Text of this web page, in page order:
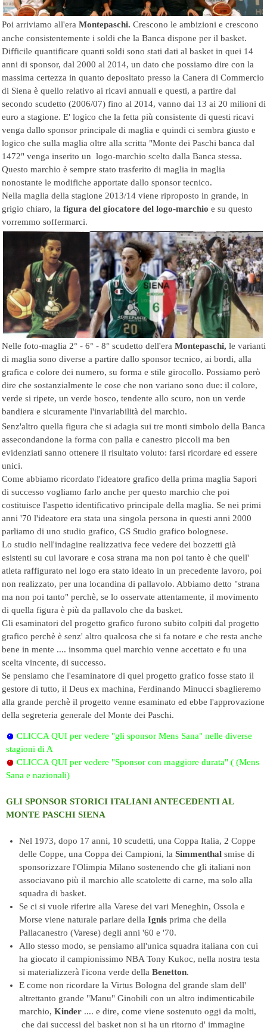
Poi arriviamo all'era Montepaschi. Crescono le ambizioni e crescono
anche consistentemente i soldi che la Banca dispone per il basket.
Difficile quantificare quanti soldi sono stati dati al basket in quei 14
anni di sponsor, dal 2000 al 2014, un dato che possiamo dire con la
massima certezza in quanto depositato presso la Canera di Commercio
di Siena è quello relativo ai ricavi annuali e questi, a partire dal
secondo scudetto (2006/07) fino al 2014, vanno dai 13 ai 20 milioni di
euro a stagione. E' logico che la fetta più consistente di questi ricavi
venga dallo sponsor principale di maglia e quindi ci sembra giusto e
logico che sulla maglia oltre alla scritta "Monte dei Paschi banca dal
1472" venga inserito un logo-marchio scelto dalla Banca stessa.
Questo marchio è sempre stato trasferito di maglia in maglia
nonostante le modifiche apportate dallo sponsor tecnico.
Nella maglia della stagione 2013/14 viene riproposto in grande, in
grigio chiaro, la figura del giocatore del logo-marchio e su questo
vorremmo soffermarci.
Nelle foto-maglia 2° - 6° - 8° scudetto dell'era Montepaschi, le varianti
di maglia sono diverse a partire dallo sponsor tecnico, ai bordi, alla
grafica e colore dei numero, su forma e stile girocollo. Possiamo però
dire che sostanzialmente le cose che non variano sono due: il colore,
verde si ripete, un verde bosco, tendente allo scuro, non un verde
bandiera e sicuramente l'invariabilità del marchio.
Senz'altro quella figura che si adagia sui tre monti simbolo della Banca
assecondandone la forma con palla e canestro piccoli ma ben
evidenziati sanno ottenere il risultato voluto: farsi ricordare ed essere
unici.
Come abbiamo ricordato l'ideatore grafico della prima maglia Sapori
di successo vogliamo farlo anche per questo marchio che poi
costituisce l'aspetto identificativo principale della maglia. Se nei primi
anni '70 l'ideatore era stata una singola persona in questi anni 2000
parliamo di uno studio grafico, GS Studio grafico bolognese.
Lo studio nell'indagine realizzativa fece vedere dei bozzetti già
esistenti su cui lavorare e cosa strana ma non poi tanto è che quell'
atleta raffigurato nel logo era stato ideato in un precedente lavoro, poi
non realizzato, per una locandina di pallavolo. Abbiamo detto "strana
ma non poi tanto" perchè, se lo osservate attentamente, il movimento
di quella figura è più da pallavolo che da basket.
Gli esaminatori del progetto grafico furono subito colpiti dal progetto
grafico perchè è senz' altro qualcosa che si fa notare e che resta anche
bene in mente .... insomma quel marchio venne accettato e fu una
scelta vincente, di successo.
Se pensiamo che l'esaminatore di quel progetto grafico fosse stato il
gestore di tutto, il Deus ex machina, Ferdinando Minucci sbaglieremo
alla grande perchè il progetto venne esaminato ed ebbe l'approvazione
della segreteria generale del Monte dei Paschi.
CLICCA QUI per vedere "gli sponsor Mens Sana" nelle diverse
stagioni di A
CLICCA QUI per vedere "Sponsor con maggiore durata" ( (Mens
Sana e nazionali)
GLI SPONSOR STORICI ITALIANI ANTECEDENTI AL
MONTE PASCHI SIENA
Nel 1973, dopo 17 anni, 10 scudetti, una Coppa Italia, 2 Coppe
delle Coppe, una Coppa dei Campioni, la Simmenthal smise di
sponsorizzare l'Olimpia Milano sostenendo che gli italiani non
associavano più il marchio alle scatolette di carne, ma solo alla
squadra di basket.
Se ci si vuole riferire alla Varese dei vari Meneghin, Ossola e
Morse viene naturale parlare della Ignis prima che della
Pallacanestro (Varese) degli anni '60 e '70.
Allo stesso modo, se pensiamo all'unica squadra italiana con cui
ha giocato il campionissimo NBA Tony Kukoc, nella nostra testa
si materializzerà l'icona verde della Benetton.
E come non ricordare la Virtus Bologna del grande slam dell'
altrettanto grande "Manu" Ginobili con un altro indimenticabile
marchio, Kinder .... e dire, come viene sostenuto oggi da molti,
che dai successi del basket non si ha un ritorno d' immagine